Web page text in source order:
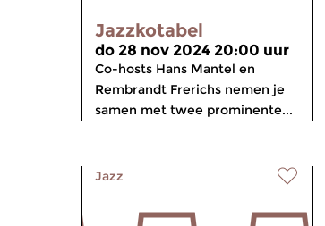
Jazzkotabel
do 28 nov 2024 20:00 uur
Co-hosts Hans Mantel en
Rembrandt Frerichs nemen je
samen met twee prominente...
Jazz